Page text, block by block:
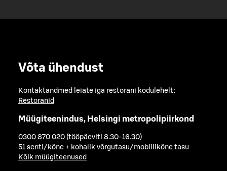
Võta ühendust
Kontaktandmed leiate iga restorani kodulehelt:
Restoranid
Müügiteenindus, Helsingi metropolipiirkond
0300 870 020 (tööpäeviti 8.30-16.30)
51 senti/kõne + kohalik võrgutasu/mobiilikõne tasu
Kõik müügiteenused